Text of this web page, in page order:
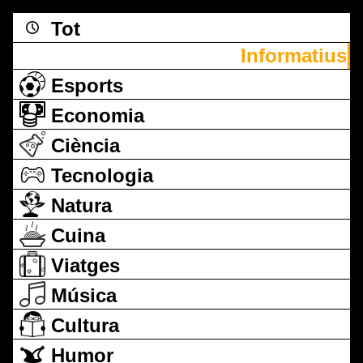
Tot
Informatius
Esports
Economia
Ciència
Tecnologia
Natura
Cuina
Viatges
Música
Cultura
Humor